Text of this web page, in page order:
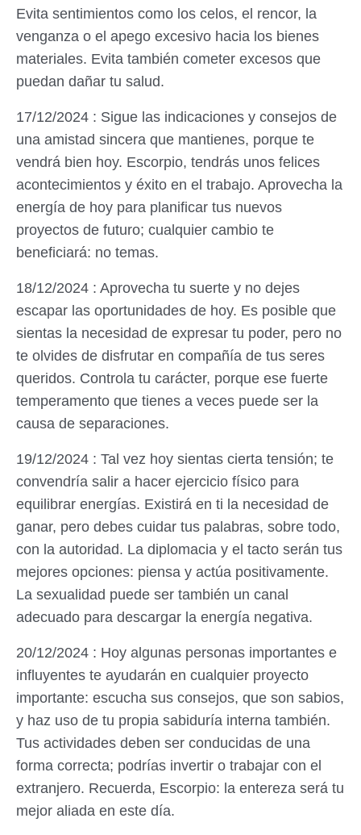
Evita sentimientos como los celos, el rencor, la
venganza o el apego excesivo hacia los bienes
materiales. Evita también cometer excesos que
puedan dañar tu salud.
17/12/2024 : Sigue las indicaciones y consejos de
una amistad sincera que mantienes, porque te
vendrá bien hoy. Escorpio, tendrás unos felices
acontecimientos y éxito en el trabajo. Aprovecha la
energía de hoy para planificar tus nuevos
proyectos de futuro; cualquier cambio te
beneficiará: no temas.
18/12/2024 : Aprovecha tu suerte y no dejes
escapar las oportunidades de hoy. Es posible que
sientas la necesidad de expresar tu poder, pero no
te olvides de disfrutar en compañía de tus seres
queridos. Controla tu carácter, porque ese fuerte
temperamento que tienes a veces puede ser la
causa de separaciones.
19/12/2024 : Tal vez hoy sientas cierta tensión; te
convendría salir a hacer ejercicio físico para
equilibrar energías. Existirá en ti la necesidad de
ganar, pero debes cuidar tus palabras, sobre todo,
con la autoridad. La diplomacia y el tacto serán tus
mejores opciones: piensa y actúa positivamente.
La sexualidad puede ser también un canal
adecuado para descargar la energía negativa.
20/12/2024 : Hoy algunas personas importantes e
influyentes te ayudarán en cualquier proyecto
importante: escucha sus consejos, que son sabios,
y haz uso de tu propia sabiduría interna también.
Tus actividades deben ser conducidas de una
forma correcta; podrías invertir o trabajar con el
extranjero. Recuerda, Escorpio: la entereza será tu
mejor aliada en este día.